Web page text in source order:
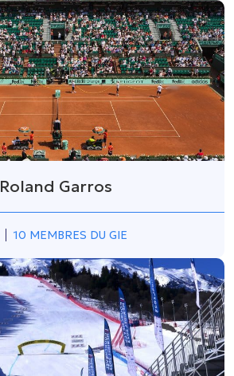
Roland Garros
10 MEMBRES DU GIE